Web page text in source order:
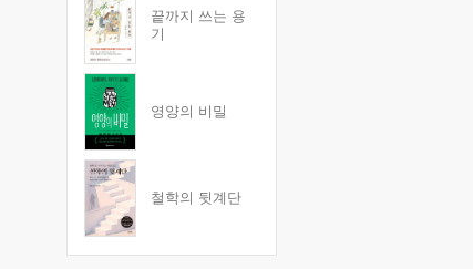
끝까지 쓰는 용
기
영양의 비밀
철학의 뒷계단